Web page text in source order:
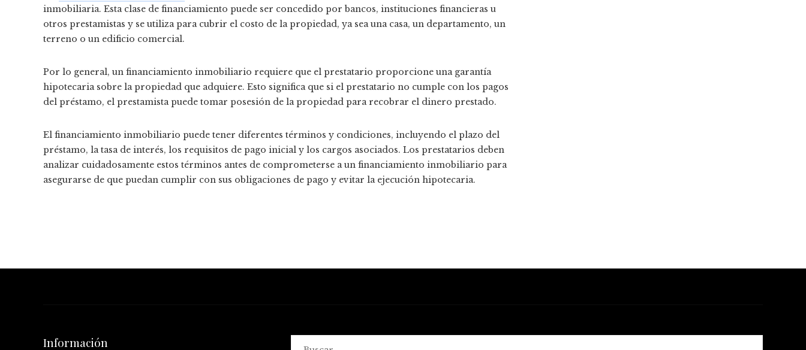
inmobiliaria. Esta clase de financiamiento puede ser concedido por bancos, instituciones financieras u
otros prestamistas y se utiliza para cubrir el costo de la propiedad, ya sea una casa, un departamento, un
terreno o un edificio comercial.
Por lo general, un financiamiento inmobiliario requiere que el prestatario proporcione una garantía
hipotecaria sobre la propiedad que adquiere. Esto significa que si el prestatario no cumple con los pagos
del préstamo, el prestamista puede tomar posesión de la propiedad para recobrar el dinero prestado.
El financiamiento inmobiliario puede tener diferentes términos y condiciones, incluyendo el plazo del
préstamo, la tasa de interés, los requisitos de pago inicial y los cargos asociados. Los prestatarios deben
analizar cuidadosamente estos términos antes de comprometerse a un financiamiento inmobiliario para
asegurarse de que puedan cumplir con sus obligaciones de pago y evitar la ejecución hipotecaria.
Información